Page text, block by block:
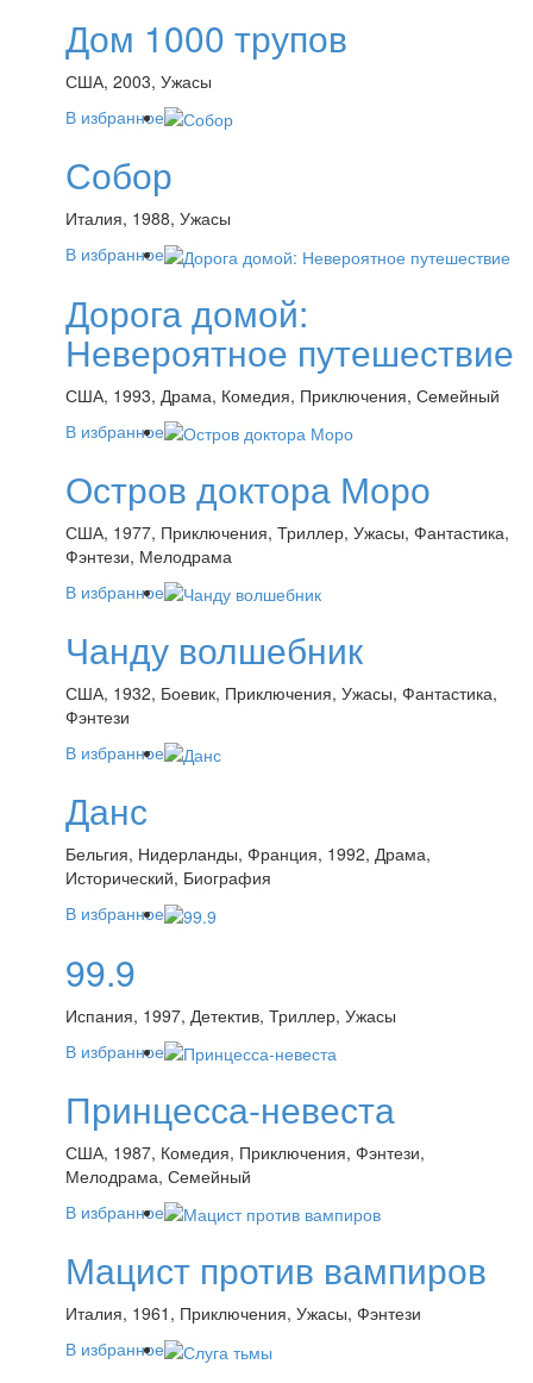
Дом 1000 трупов
США, 2003, Ужасы
В избранное
Собор
Италия, 1988, Ужасы
В избранное
Дорога домой:
Невероятное путешествие
США, 1993, Драма, Комедия, Приключения, Семейный
В избранное
Остров доктора Моро
США, 1977, Приключения, Триллер, Ужасы, Фантастика,
Фэнтези, Мелодрама
В избранное
Чанду волшебник
США, 1932, Боевик, Приключения, Ужасы, Фантастика,
Фэнтези
В избранное
Данс
Бельгия, Нидерланды, Франция, 1992, Драма,
Исторический, Биография
В избранное
99.9
Испания, 1997, Детектив, Триллер, Ужасы
В избранное
Принцесса-невеста
США, 1987, Комедия, Приключения, Фэнтези,
Мелодрама, Семейный
В избранное
Мацист против вампиров
Италия, 1961, Приключения, Ужасы, Фэнтези
В избранное